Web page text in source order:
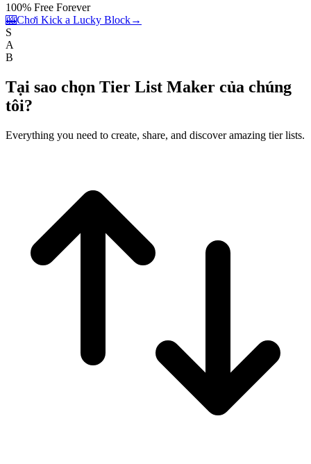
100% Free Forever
🎰Chơi Kick a Lucky Block→
S
A
B
Tại sao chọn Tier List Maker của chúng
tôi?
Everything you need to create, share, and discover amazing tier lists.